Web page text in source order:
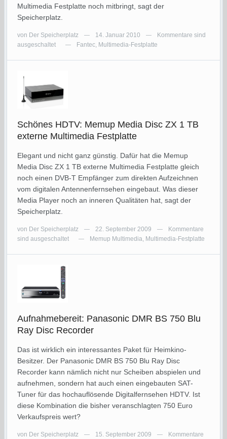
Multimedia Festplatte noch mitbringt, sagt der
Speicherplatz.
von Der Speicherplatz — 14. Januar 2010 —
Kommentare sind
ausgeschaltet
— Fantec, Multimedia-Festplatte
Schönes HDTV: Memup Media Disc ZX 1 TB
externe Multimedia Festplatte
Elegant und nicht ganz günstig. Dafür hat die Memup
Media Disc ZX 1 TB externe Multimedia Festplatte gleich
noch einen DVB-T Empfänger zum direkten Aufzeichnen
vom digitalen Antennenfernsehen eingebaut. Was dieser
Media Player noch an inneren Qualitäten hat, sagt der
Speicherplatz.
von Der Speicherplatz — 22. September 2009 —
Kommentare
sind ausgeschaltet
— Memup Multimedia, Multimedia-Festplatte
Aufnahmebereit: Panasonic DMR BS 750 Blu
Ray Disc Recorder
Das ist wirklich ein interessantes Paket für Heimkino-
Besitzer. Der Panasonic DMR BS 750 Blu Ray Disc
Recorder kann nämlich nicht nur Scheiben abspielen und
aufnehmen, sondern hat auch einen eingebauten SAT-
Tuner für das hochauflösende Digitalfernsehen HDTV. Ist
diese Kombination die bisher veranschlagten 750 Euro
Verkaufspreis wert?
von Der Speicherplatz — 15. September 2009 —
Kommentare